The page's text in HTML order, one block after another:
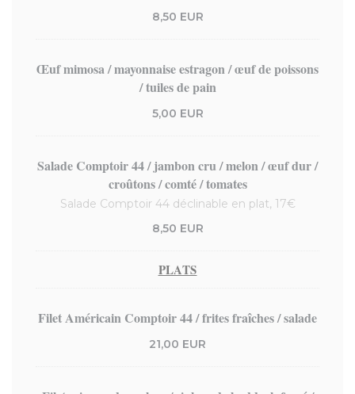
8,50 EUR
Œuf mimosa / mayonnaise estragon / œuf de poissons
/ tuiles de pain
5,00 EUR
Salade Comptoir 44 / jambon cru / melon / œuf dur /
croûtons / comté / tomates
Salade Comptoir 44 déclinable en plat, 17€
8,50 EUR
PLATS
Filet Américain Comptoir 44 / frites fraîches / salade
21,00 EUR